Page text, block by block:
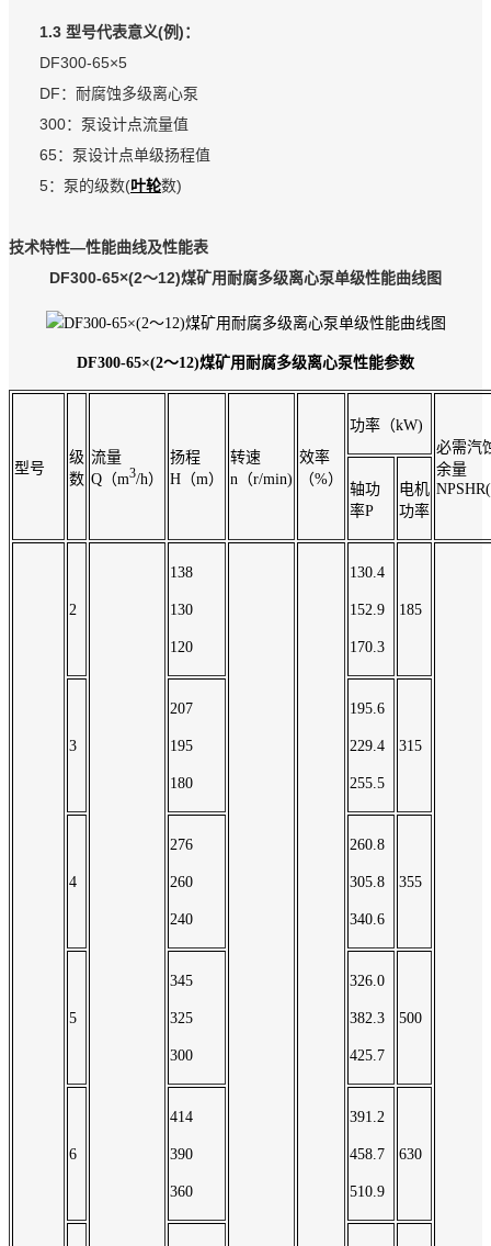
1.3 型号代表意义(例)：
DF300-65×5
DF：耐腐蚀多级离心泵
300：泵设计点流量值
65：泵设计点单级扬程值
5：泵的级数(叶轮数)
技术特性—性能曲线及性能表
DF300-65×(2～12)煤矿用耐腐多级离心泵单级性能曲线图
DF300-65×(2～12)煤矿用耐腐多级离心泵性能参数
型号
级
数
流量
Q（m3/h）
扬程
H（m）
转速
n（r/min)
效率
（%）
功率（kW)
必需汽
余量
轴功
率P
电机
功率
2
138
130
120
130.4
152.9
170.3
185
3
207
195
180
195.6
229.4
255.5
315
4
276
260
240
260.8
305.8
340.6
355
5
345
325
300
326.0
382.3
425.7
500
6
414
390
360
391.2
458.7
510.9
630